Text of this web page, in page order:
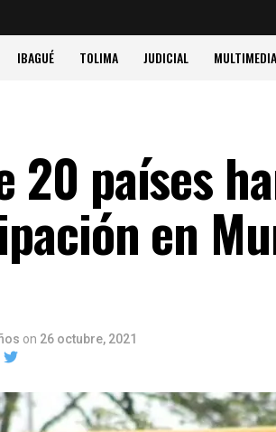
IBAGUÉ TOLIMA JUDICIAL MULTIMEDIA
20 países
en
on 26 octubre, 2021